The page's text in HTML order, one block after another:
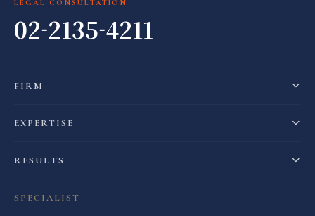
LEGAL CONSULTATION
02-2135-4211
FIRM
EXPERTISE
RESULTS
SPECIALIST